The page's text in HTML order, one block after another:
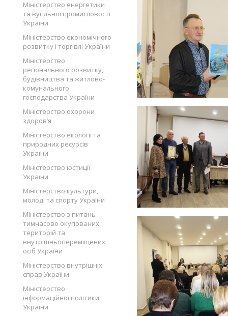
Міністерство енергетики
та вугільної промисловості
України
Міністерство економічного
розвитку і торгівлі України
Міністерство
регіонального розвитку,
будівництва та житлово-
комунального
господарства України
Міністерство охорони
здоров’я
Міністерство екології та
природних ресурсів
України
Міністерство юстиції
України
Міністерство культури,
молоді та спорту України
Міністерство з питань
тимчасово окупованих
територій та
внутрішньопереміщених
осіб України
Міністерство внутрішніх
справ України
Міністерство
інформаційної політики
України